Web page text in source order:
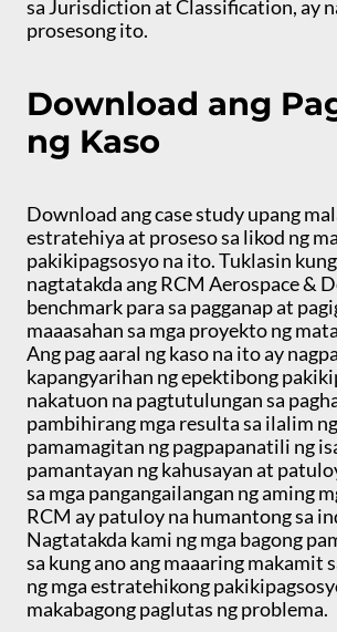
sa Jurisdiction at Classification, ay
prosesong ito.
Download ang
ng Kaso
Download ang case study upang
estratehiya at proseso sa likod ng
pakikipagsosyo na ito. Tuklasin
nagtatakda ang RCM Aerospace &
benchmark para sa pagganap at
maaasahan sa mga proyekto ng
Ang pag aaral ng kaso na ito ay
kapangyarihan ng epektibong
nakatuon na pagtutulungan sa
pambihirang mga resulta sa ilalim
pamamagitan ng pagpapanatili ng
pamantayan ng kahusayan at
sa mga pangangailangan ng aming
RCM ay patuloy na humantong sa
Nagtatakda kami ng mga bagong
sa kung ano ang maaaring makamit
ng mga estratehikong
makabagong paglutas ng problema.